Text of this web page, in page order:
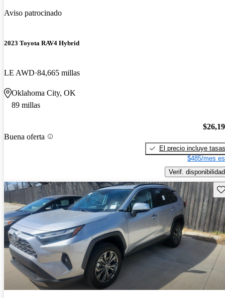
Aviso patrocinado
2023 Toyota RAV4 Hybrid
LE AWD 84,665 millas
Oklahoma City, OK
89 millas
Buena oferta
El precio incluye tasas
$485/mes
Verif. disponibilidad